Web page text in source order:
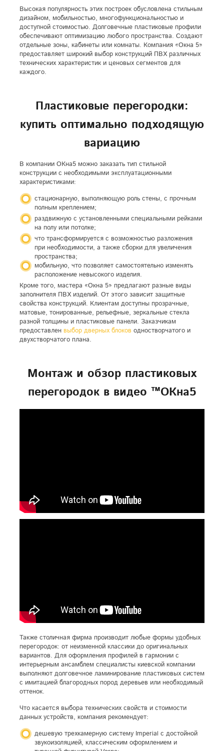
Высокая популярность этих построек обусловлена стильным
дизайном, мобильностью, многофункциональностью и
доступной стоимостью. Долговечные пластиковые профили
обеспечивают оптимизацию любого пространства. Создают
отдельные зоны, кабинеты или комнаты. Компания «Окна 5»
предоставляет широкий выбор конструкций ПВХ различных
технических характеристик и ценовых сегментов для
каждого.
Пластиковые перегородки:
купить оптимально подходящую
вариацию
В компании ОКна5 можно заказать тип стильной
конструкции с необходимыми эксплуатационными
характеристиками:
стационарную, выполняющую роль стены, с прочным
полным креплением;
раздвижную с установленными специальными рейками
на полу или потолке;
что трансформируется с возможностью разложения
при необходимости, а также сборки для увеличения
пространства;
мобильную, что позволяет самостоятельно изменять
расположение невысокого изделия.
Кроме того, мастера «Окна 5» предлагают разные виды
заполнителя ПВХ изделий. От этого зависит защитные
свойства конструкций. Клиентам доступны прозрачные,
матовые, тонированные, рельефные, зеркальные стекла
разной толщины и пластиковые панели. Заказчикам
предоставлен выбор дверных блоков одностворчатого и
двухстворчатого плана.
Монтаж и обзор пластиковых
перегородок в видео ™ОКна5
Также столичная фирма производит любые формы удобных
перегородок: от неизменной классики до оригинальных
вариантов. Для оформления профилей в гармонии с
интерьерным ансамблем специалисты киевской компании
выполняют долговечное ламинирование пластиковых систем
с имитацией благородных пород деревьев или необходимый
оттенок.
Что касается выбора технических свойств и стоимости
данных устройств, компания рекомендует:
дешевую трехкамерную систему Imperial с достойной
звукоизоляцией, классическим оформлением и